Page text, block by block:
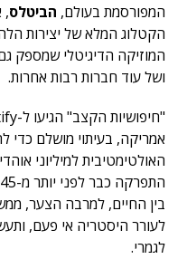
המפורסמת בעולם, הביטלס,
ושל עוד חברות רבות אחרות.
אמריקה, בעיתוי מושלם כדי
האולטימטיבית למיליוני
בין החיים, למרבה הצער,
לעורר היסטריה אי פעם,
לגמרי.